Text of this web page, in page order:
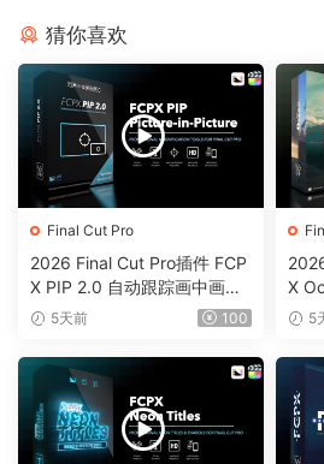
猜你喜欢
Final Cut Pro
2026 Final Cut Pro插件 FCP
X PIP 2.0 自动跟踪画中画工
具0203
5天前 100
X
射 5